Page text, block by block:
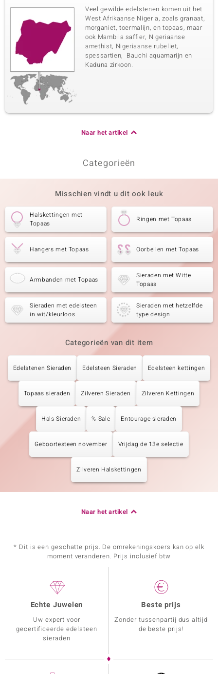
Veel gewilde edelstenen komen uit het
West Afrikaanse Nigeria, zoals granaat,
morganiet, toermalijn, en topaas, maar
ook Mambila saffier, Nigeriaanse
amethist, Nigeriaanse rubeliet,
spessartien, Bauchi aquamarijn en
Kaduna zirkoon.
Naar het artikel
Categorieën
Misschien vindt u dit ook leuk
Halskettingen met
Topaas
Ringen met Topaas
Hangers met Topaas Oorbellen met Topaas
Armbanden met Topaas
Sieraden met Witte
Topaas
Sieraden met edelsteen
in wit/kleurloos
Sieraden met hetzelfde
type design
Categorieën van dit item
Edelstenen Sieraden Edelsteen Sieraden Edelsteen kettingen
Topaas sieraden Zilveren Sieraden Zilveren Kettingen
Hals Sieraden % Sale Entourage sieraden
Geboortesteen november Vrijdag de 13e selectie
Zilveren Halskettingen
Naar het artikel
* Dit is een geschatte prijs. De omrekeningskoers kan op elk
moment veranderen. Prijs inclusief btw
Echte Juwelen
Uw expert voor
gecertificeerde edelsteen
sieraden
Beste prijs
Zonder tussenpartij dus altijd
de beste prijs!